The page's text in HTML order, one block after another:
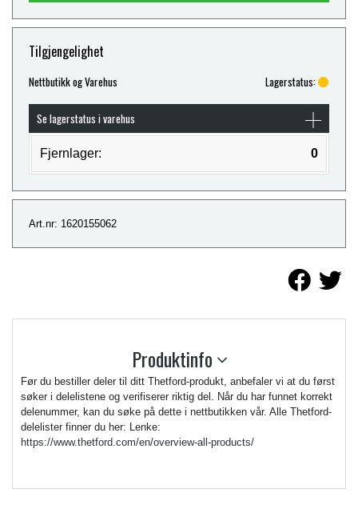
Tilgjengelighet
Nettbutikk og Varehus Lagerstatus:
Se lagerstatus i varehus
Fjernlager: 0
Art.nr: 1620155062
Produktinfo
Før du bestiller deler til ditt Thetford-produkt, anbefaler vi at du først
søker i delelistene og verifiserer riktig del. Når du har funnet korrekt
delenummer, kan du søke på dette i nettbutikken vår. Alle Thetford-
delelister finner du her: Lenke:
https://www.thetford.com/en/overview-all-products/